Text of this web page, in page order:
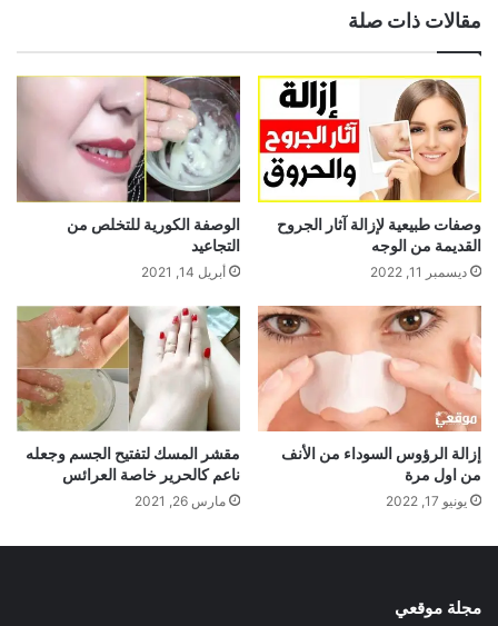
مقالات ذات صلة
وصفات طبيعية لإزالة آثار الجروح
القديمة من الوجه
ديسمبر 11, 2022
الوصفة الكورية للتخلص من
التجاعيد
أبريل 14, 2021
إزالة الرؤوس السوداء من الأنف
من اول مرة
يونيو 17, 2022
مقشر المسك لتفتيح الجسم وجعله
ناعم كالحرير خاصة العرائس
مارس 26, 2021
مجلة موقعي